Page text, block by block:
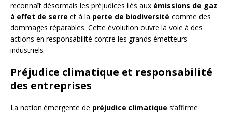
reconnaît désormais les préjudices liés aux émissions de gaz
à effet de serre et à la perte de biodiversité comme des
dommages réparables. Cette évolution ouvre la voie à des
actions en responsabilité contre les grands émetteurs
industriels.
Préjudice climatique et responsabilité
des entreprises
La notion émergente de préjudice climatique s’affirme